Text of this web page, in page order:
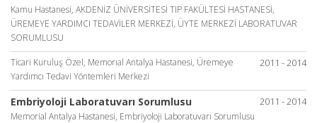
Kamu Hastanesi, AKDENİZ ÜNİVERSİTESİ TIP FAKÜLTESİ HASTANESİ,
ÜREMEYE YARDIMCI TEDAVİLER MERKEZİ, ÜYTE MERKEZİ LABORATUVAR
SORUMLUSU
2011 - 2014
Ticari Kuruluş Özel, Memorıal Antalya Hastanesi, Üremeye
Yardımcı Tedavi Yöntemleri Merkezi
2011 - 2014
Embriyoloji Laboratuvarı Sorumlusu
Memorial Antalya Hastanesi, Embriyoloji Laboratuvarı Sorumlusu